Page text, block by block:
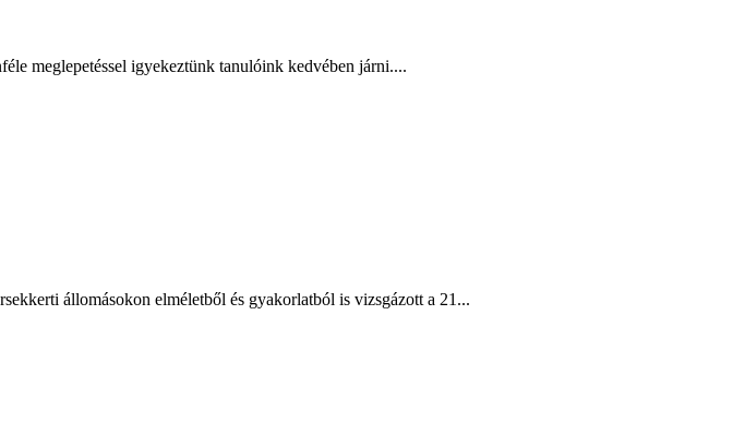
meglepetéssel igyekeztünk tanulóink kedvében járni....
állomásokon elméletből és gyakorlatból is vizsgázott a 21...